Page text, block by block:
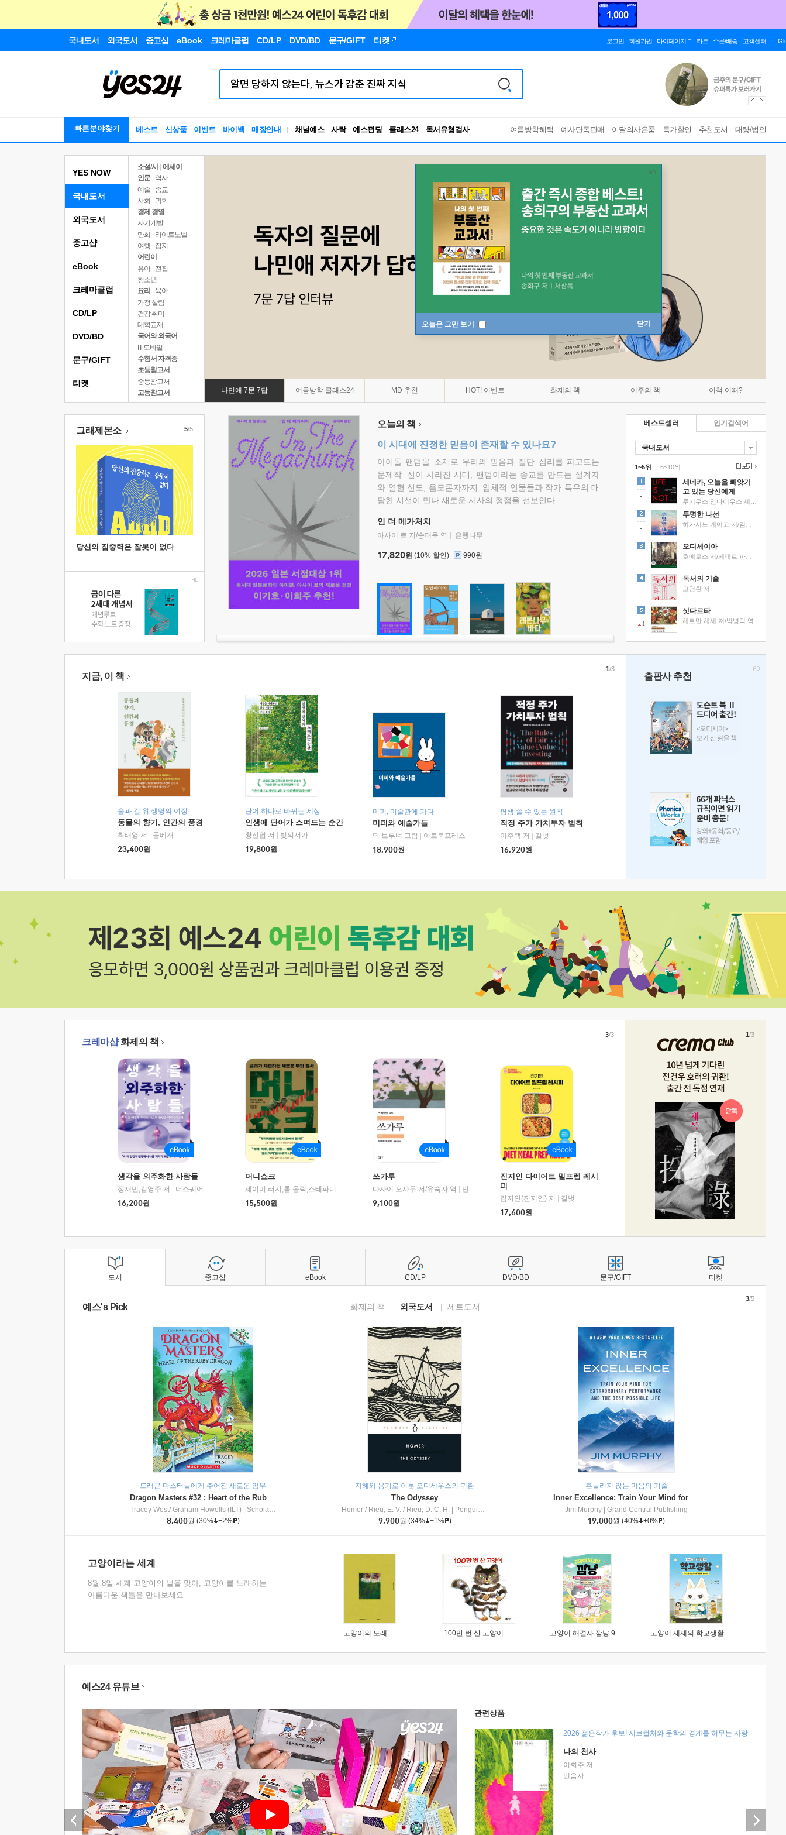
국내도서 외국도서 중고샵 eBook 크레마클럽 CD/LP DVD/BD 문구/GIFT 티켓 로그인 회원가입 마이페이지 카트 주문/배송 고객센터
빠른분야찾기 베스트 신상품 이벤트 바이백 매장안내 채널예스 사락 예스펀딩 클래스24
RBTI Lab
독서유형검사
여름방학혜택 예사단독판매 이달의사은품 특가할인 추천도서 대량/법인
오늘은 그만 보기 닫기
YES NOW
국내도서
소설/시
에세이
인문
역사
예술 | 종교
사회 | 과학
경제 경영
자기계발
만화 | 라이트노벨
여행
잡지
어린이
유아 | 전집
청소년
요리
육아
가정 살림
건강 취미
대학교재
국어와 외국어
IT 모바일
수험서 자격증
초등참고서
중등참고서
고등참고서
나민애 7문 7답 여름방학 클래스24 MD 추천 HOT! 이벤트 화제의 책 이주의 책 이책 어때?
외국도서
중고샵
eBook
크레마클럽
CD/LP
DVD/BD
문구/GIFT
티켓
그래제본소
당신의 집중력은 잘못이 없다
5/5 오늘의 책
이 시대에 진정한 믿음이 존재할 수 있나요?
아이돌 팬덤을 소재로 우리의 믿음과 집단 심리를 파고드는
문제작. 신이 사라진 시대, 팬덤이라는 종교를 만드는 설계자
와 열혈 신도, 음모론자까지. 입체적 인물들과 작가 특유의 대
담한 시선이 만나 새로운 서사의 정점을 선보인다.
인 더 메가처치
아사이 료 저/송태욱 역 은행나무
17,820원 (10% 할인) 990원
베스트셀러
국내도서
1~5위 |
세네카, 오늘을 빼앗기
고 있는 당신에게
투명한 나선
오디세이아
독서의 기술
고명환 저
1
싯다르타
헤르만 헤세 저/박병덕 역
6~10위
인기검색어
지금, 이 책
숲과 길 위 생명의 여정
동물의 향기, 인간의 풍경
최태영 저
돌베개
23,400원
단어 하나로 바뀌는 세상
인생에 단어가 스며드는 순간
황선엽 저
빛의서가
19,800원
미피, 미술관에 가다
미피와 예술가들
딕 브루너 그림
아트북프레스
18,900원
평생 쓸 수 있는 원칙
적정 주가 가치투자 법칙
이주택 저
길벗
16,920원
1/3
출판사 추천
크레마샵화제의 책
생각을 외주화한 사람들
정재민,김영주 저
더스퀘어
16,200원
머니쇼크
제이미 러시,톰 올릭,스테파니 플랜더스 편저/임경은 역/박정호 감수 |
교보문고
15,500원
쓰가루
다자이 오사무 저/유숙자 역
민음사
9,100원
진지인 다이어트 밀프렙 레시
피
김지인(진지인) 저
길벗
17,600원
3/3 1/3
도서
예스's Pick 화제의 책 외국도서 세트도서
드래곤 마스터들에게 주어진 새로운 임무
Dragon Masters #32 : Heart of the Ruby Dragon (A Branches Book)
Tracey West/ Graham Howells (ILT)
Scholastic Inc
8,400원 (30% +2% )
지혜와 용기로 이룬 오디세우스의 귀환
The Odyssey
Homer / Rieu, E. V. / Rieu, D. C. H.
Penguin Group
9,900원 (34% +1% )
흔들리지 않는 마음의 기술
Inner Excellence: Train Your Mind for Extraordinary Performance and the Best Possible Life
Jim Murphy
Grand Central Publishing
19,000원 (40% +0% )
3/5
고양이라는 세계
8월 8일 세계 고양이의 날을 맞아, 고양이를 노래하는
아름다운 책들을 만나보세요.
고양이의 노래 100만 번 산 고양이 고양이 해결사 깜냥 9 고양이 제제의 학교생활 1 : 초등학생이 이렇게 힘들 줄이야
중고샵 eBook CD/LP DVD/BD 문구/GIFT 티켓
예스24 유튜브
관련상품
2026 젊은작가 후보! 서브컬처와 문학의 경계를 허무는 사랑
나의 천사
이희주 저
민음사